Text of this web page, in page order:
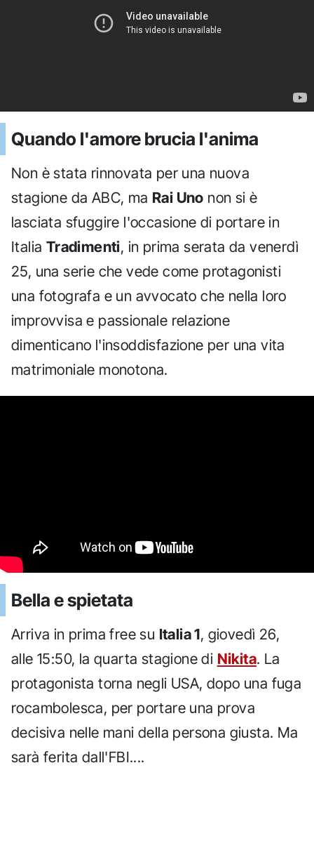
Quando l'amore brucia l'anima
Non è stata rinnovata per una nuova
stagione da ABC, ma Rai Uno non si è
lasciata sfuggire l'occasione di portare in
Italia Tradimenti, in prima serata da venerdì
25, una serie che vede come protagonisti
una fotografa e un avvocato che nella loro
improvvisa e passionale relazione
dimenticano l'insoddisfazione per una vita
matrimoniale monotona.
Bella e spietata
Arriva in prima free su Italia 1, giovedì 26,
alle 15:50, la quarta stagione di Nikita. La
protagonista torna negli USA, dopo una fuga
rocambolesca, per portare una prova
decisiva nelle mani della persona giusta. Ma
sarà ferita dall'FBI....